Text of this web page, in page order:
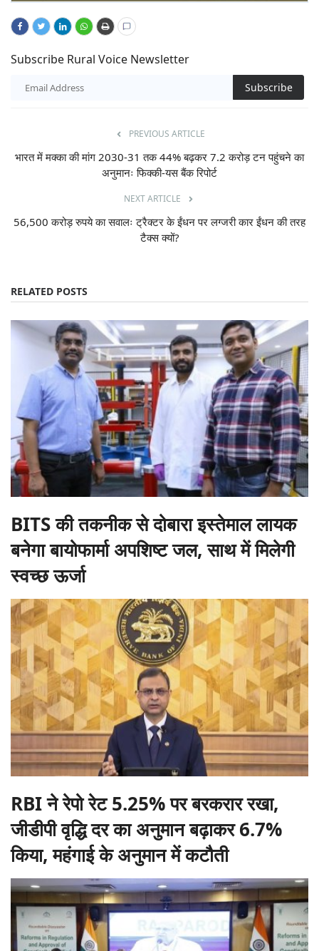
Subscribe Rural Voice Newsletter
Subscribe
PREVIOUS ARTICLE
भारत में मक्का की मांग 2030-31 तक 44% बढ़कर 7.2 करोड़ टन पहुंचने का
अनुमानः फिक्की-यस बैंक रिपोर्ट
NEXT ARTICLE
56,500 करोड़ रुपये का सवालः ट्रैक्टर के ईंधन पर लग्जरी कार ईंधन की तरह
टैक्स क्यों?
RELATED POSTS
BITS की तकनीक से दोबारा इस्तेमाल लायक
बनेगा बायोफार्मा अपशिष्ट जल, साथ में मिलेगी
स्वच्छ ऊर्जा
RBI ने रेपो रेट 5.25% पर बरकरार रखा,
जीडीपी वृद्धि दर का अनुमान बढ़ाकर 6.7%
किया, महंगाई के अनुमान में कटौती